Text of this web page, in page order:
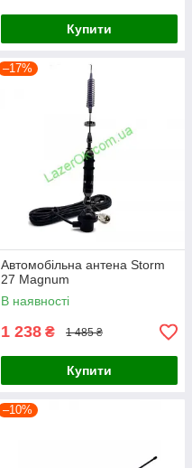
Купити
–17%
Автомобільна антена Storm
27 Magnum
В наявності
1 238 ₴ 1 485 ₴
Купити
–10%